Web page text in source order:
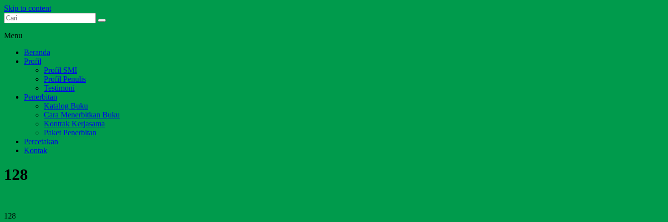
Skip to content
Dari Jambi untuk Indonesia
Menu
Beranda
Profil
Profil SMI
Profil Penulis
Testimoni
Penerbitan
Katalog Buku
Cara Menerbitkan Buku
Kontrak Kerjasama
Paket Penerbitan
Percetakan
Kontak
128
128